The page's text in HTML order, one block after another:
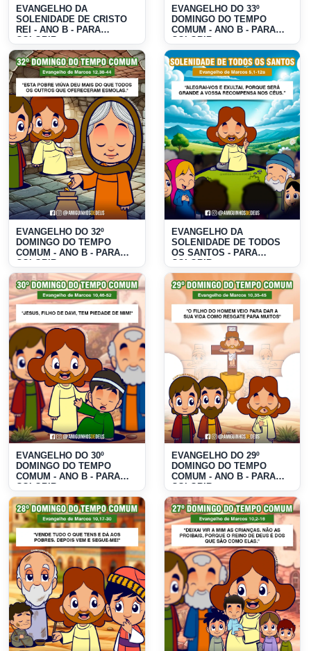
EVANGELHO DA
SOLENIDADE DE CRISTO
REI - ANO B - PARA
COLORIR
EVANGELHO DO 33º
DOMINGO DO TEMPO
COMUM - ANO B - PARA
COLORIR
EVANGELHO DO 32º
DOMINGO DO TEMPO
COMUM - ANO B - PARA
COLORIR
EVANGELHO DA
SOLENIDADE DE TODOS
OS SANTOS - PARA
COLORIR
EVANGELHO DO 30º
DOMINGO DO TEMPO
COMUM - ANO B - PARA
COLORIR
EVANGELHO DO 29º
DOMINGO DO TEMPO
COMUM - ANO B - PARA
COLORIR